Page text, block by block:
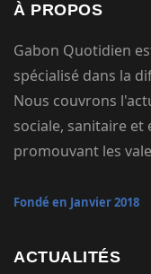
À PROPOS
Gabon Quotidien
spécialisé dans la
Nous couvrons
sociale, sanitaire
promouvant les
Fondé en Janvier 2018
ACTUALITÉS